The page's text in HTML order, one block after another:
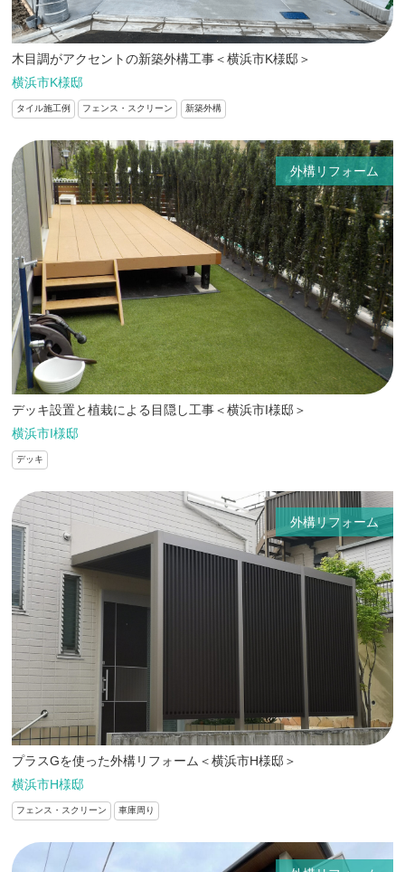
木目調がアクセントの新築外構工事＜横浜市K様邸＞
横浜市K様邸
タイル施工例 フェンス・スクリーン 新築外構
外構リフォーム
デッキ設置と植栽による目隠し工事＜横浜市I様邸＞
横浜市I様邸
デッキ
外構リフォーム
プラスGを使った外構リフォーム＜横浜市H様邸＞
横浜市H様邸
フェンス・スクリーン 車庫周り